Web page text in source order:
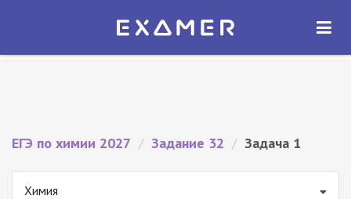
Экзамер — ЕГЭ 2027
ОТКРЫТЬ
ЕГЭ по химии 2027 / Задание 32 / Задача 1
Химия